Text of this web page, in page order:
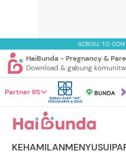
SCROLL TO
HaiBunda - Pregnancy &
Download & gabung
Partner RS
KEHAMILANMENYUSUI